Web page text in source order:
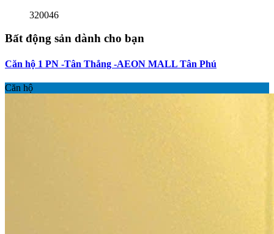
320046
Bất động sản dành cho bạn
Căn hộ 1 PN -Tân Thắng -AEON MALL Tân Phú
Căn hộ